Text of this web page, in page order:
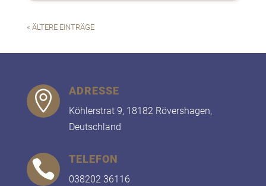
« ÄLTERE EINTRÄGE
 ADRESSE
Köhlerstrat 9, 18182 Rövershagen,
Deutschland
 TELEFON
038202 36116